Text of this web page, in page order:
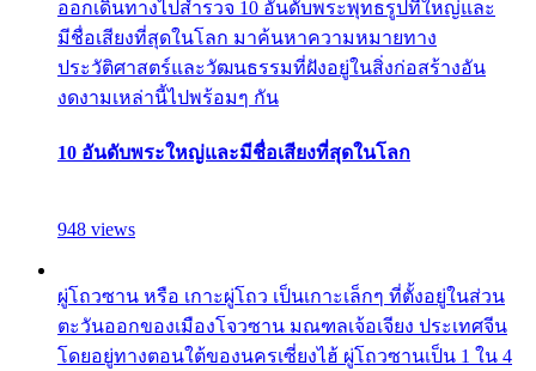
ออกเดินทางไปสำรวจ 10 อันดับพระพุทธรูปที่ใหญ่และ
มีชื่อเสียงที่สุดในโลก มาค้นหาความหมายทาง
ประวัติศาสตร์และวัฒนธรรมที่ฝังอยู่ในสิ่งก่อสร้างอัน
งดงามเหล่านี้ไปพร้อมๆ กัน
10 อันดับพระใหญ่และมีชื่อเสียงที่สุดในโลก
948 views
ผู่โถวซาน หรือ เกาะผู่โถว เป็นเกาะเล็กๆ ที่ตั้งอยู่ในส่วน
ตะวันออกของเมืองโจวซาน มณฑลเจ้อเจียง ประเทศจีน
โดยอยู่ทางตอนใต้ของนครเซี่ยงไฮ้ ผู่โถวซานเป็น 1 ใน 4